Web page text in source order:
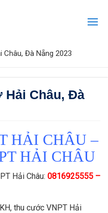
Châu, Đà Nẵng 2023
Hải Châu, Đà
HẢI CHÂU –
HẢI CHÂU
Hải Châu: 0816925555 –
thu cước VNPT Hải